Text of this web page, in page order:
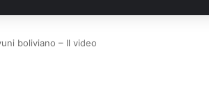
boliviano – Il video